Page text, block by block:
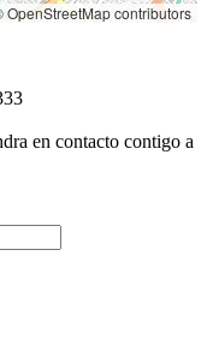
OpenStreetMap contributors
en contacto contigo a